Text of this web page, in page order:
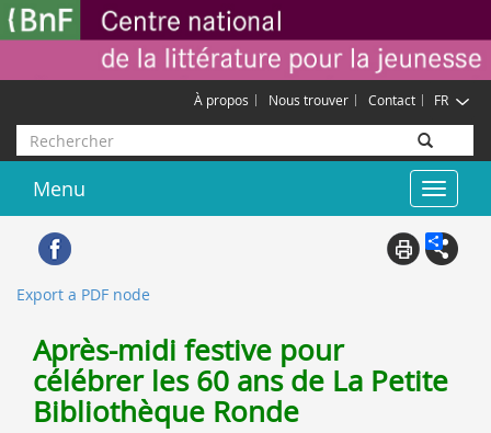
Aller
au
principal
FR
À propos Nous trouver Contact
Rechercher
Toggle
Menu
Export a PDF node
Après-midi festive pour
célébrer les 60 ans de La Petite
Bibliothèque Ronde
Gestion des cookies